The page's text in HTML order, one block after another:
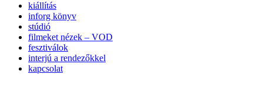
kiállítás
inforg könyv
stúdió
filmeket nézek – VOD
fesztiválok
interjú a rendezőkkel
kapcsolat